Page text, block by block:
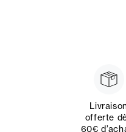
offerte
60€